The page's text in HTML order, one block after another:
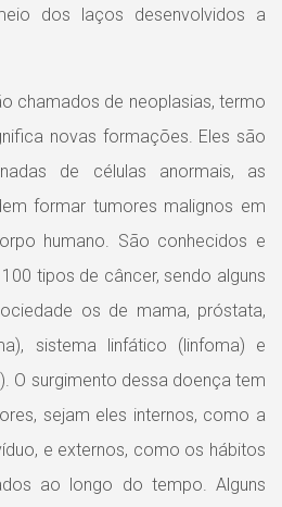
dos laços desenvolvidos a
chamados de neoplasias, termo
novas formações. Eles são
de células anormais, as
formar tumores malignos em
humano. São conhecidos e
tipos de câncer, sendo alguns
os de mama, próstata,
sistema linfático (linfoma) e
O surgimento dessa doença tem
sejam eles internos, como a
e externos, como os hábitos
ao longo do tempo. Alguns